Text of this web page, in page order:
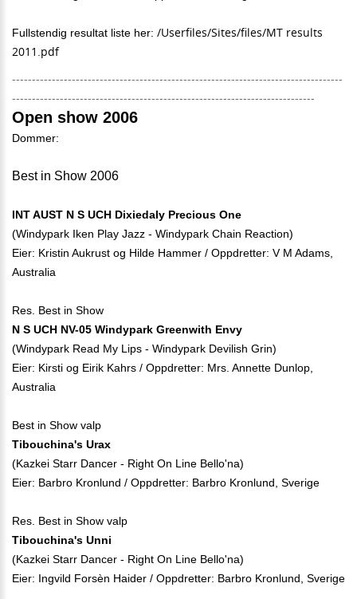
Fullstendig resultat liste her: /Userfiles/Sites/files/MT results
2011.pdf
-----------------------------------------------------------------------------------
----------------------------------------------------------------------------
Open show 2006
Dommer:
Best in Show 2006
INT AUST N S UCH Dixiedaly Precious One
(Windypark Iken Play Jazz - Windypark Chain Reaction)
Eier: Kristin Aukrust og Hilde Hammer / Oppdretter: V M Adams,
Australia
Res. Best in Show
N S UCH NV-05 Windypark Greenwith Envy
(Windypark Read My Lips - Windypark Devilish Grin)
Eier: Kirsti og Eirik Kahrs / Oppdretter: Mrs. Annette Dunlop,
Australia
Best in Show valp
Tibouchina's Urax
(Kazkei Starr Dancer - Right On Line Bello'na)
Eier: Barbro Kronlund / Oppdretter: Barbro Kronlund, Sverige
Res. Best in Show valp
Tibouchina's Unni
(Kazkei Starr Dancer - Right On Line Bello'na)
Eier: Ingvild Forsèn Haider / Oppdretter: Barbro Kronlund, Sverige